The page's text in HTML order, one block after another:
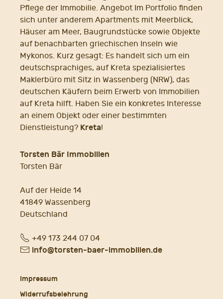
Pflege der Immobilie. Angebot Im Portfolio finden
sich unter anderem Apartments mit Meerblick,
Häuser am Meer, Baugrundstücke sowie Objekte
auf benachbarten griechischen Inseln wie
Mykonos. Kurz gesagt: Es handelt sich um ein
deutschsprachiges, auf Kreta spezialisiertes
Maklerbüro mit Sitz in Wassenberg (NRW), das
deutschen Käufern beim Erwerb von Immobilien
auf Kreta hilft. Haben Sie ein konkretes Interesse
an einem Objekt oder einer bestimmten
Dienstleistung? Kreta!
Torsten Bär Immobilien
Torsten Bär
Auf der Heide 14
41849 Wassenberg
Deutschland
Fon+49 173 244 07 04
E- info@torsten-baer-immobilien.de
Impressum
Widerrufsbelehrung